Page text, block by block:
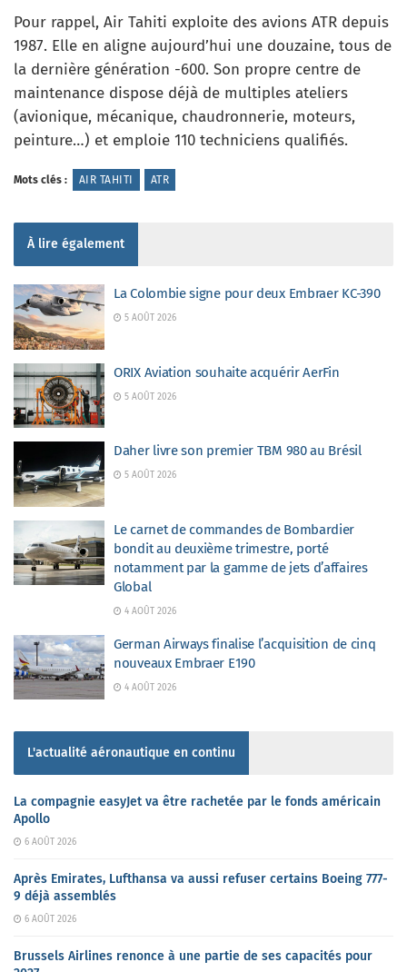
Pour rappel, Air Tahiti exploite des avions ATR depuis
1987. Elle en aligne aujourd’hui une douzaine, tous de
la dernière génération -600. Son propre centre de
maintenance dispose déjà de multiples ateliers
(avionique, mécanique, chaudronnerie, moteurs,
peinture…) et emploie 110 techniciens qualifiés.
Mots clés : AIR TAHITI ATR
À lire également
La Colombie signe pour deux Embraer KC-390
5 AOÛT 2026
ORIX Aviation souhaite acquérir AerFin
5 AOÛT 2026
Daher livre son premier TBM 980 au Brésil
5 AOÛT 2026
Le carnet de commandes de Bombardier
bondit au deuxième trimestre, porté
notamment par la gamme de jets d’affaires
Global
4 AOÛT 2026
German Airways finalise l’acquisition de cinq
nouveaux Embraer E190
4 AOÛT 2026
L'actualité aéronautique en continu
La compagnie easyJet va être rachetée par le fonds américain
Apollo
6 AOÛT 2026
Après Emirates, Lufthansa va aussi refuser certains Boeing 777-
9 déjà assemblés
6 AOÛT 2026
Brussels Airlines renonce à une partie de ses capacités pour